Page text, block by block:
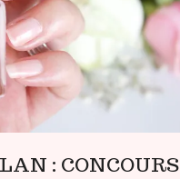
: CONCOURS